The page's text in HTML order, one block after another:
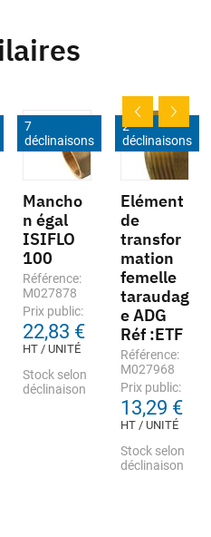
7
déclinaisons
Mancho
n égal
ISIFLO
100
Référence:
M027878
Prix public:
22,83 €
HT / UNITÉ
Stock selon
déclinaison
2
déclinaisons
Elément
de
transfor
mation
femelle
taraudag
e ADG
Réf :ETF
Référence:
M027968
Prix public:
13,29 €
HT / UNITÉ
Stock selon
déclinaison